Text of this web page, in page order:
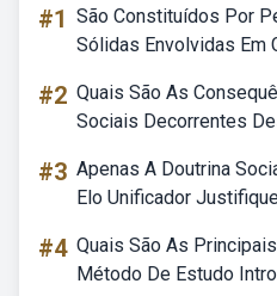
#1 São Constituídos Por
Sólidas Envolvidas Em
#2 Quais São As
Sociais Decorrentes
#3 Apenas A Doutrina
Elo Unificador
#4 Quais São As
Método De Estudo